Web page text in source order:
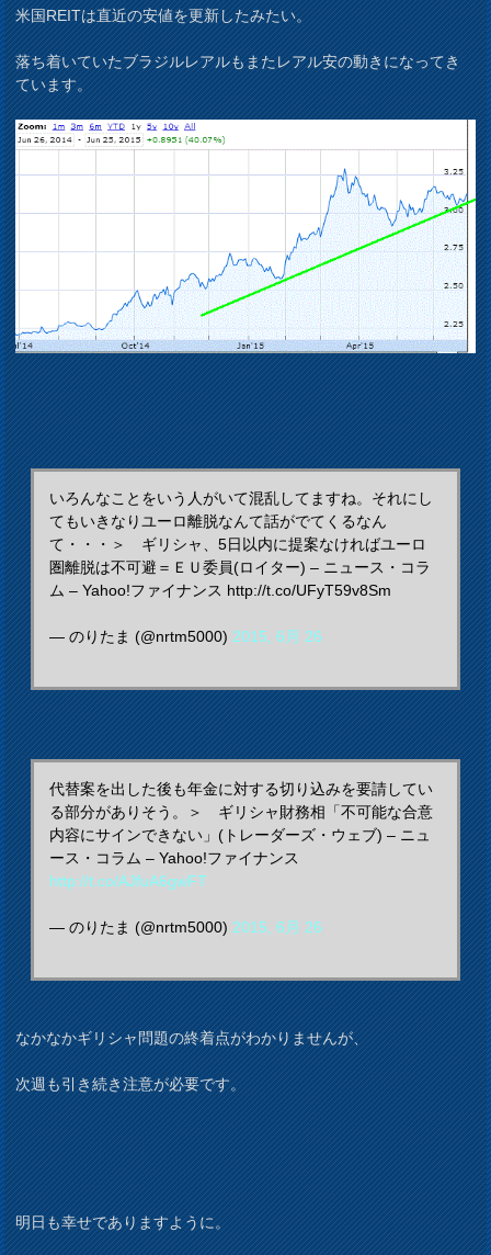
米国REITは直近の安値を更新したみたい。
落ち着いていたブラジルレアルもまたレアル安の動きになってき
ています。
いろんなことをいう人がいて混乱してますね。それにし
てもいきなりユーロ離脱なんて話がでてくるなん
て・・・＞ ギリシャ、5日以内に提案なければユーロ
圏離脱は不可避＝ＥＵ委員(ロイター) – ニュース・コラ
ム – Yahoo!ファイナンス http://t.co/UFyT59v8Sm
— のりたま (@nrtm5000)2015, 6月 26
代替案を出した後も年金に対する切り込みを要請してい
る部分がありそう。＞ ギリシャ財務相「不可能な合意
内容にサインできない」(トレーダーズ・ウェブ) – ニュ
ース・コラム – Yahoo!ファイナンス
http://t.co/AJfuA6gwFT
— のりたま (@nrtm5000)2015, 6月 26
なかなかギリシャ問題の終着点がわかりませんが、
次週も引き続き注意が必要です。
明日も幸せでありますように。